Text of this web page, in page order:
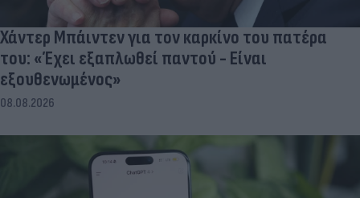
Χάντερ Μπάιντεν για τον καρκίνο του πατέρα
του: «Έχει εξαπλωθεί παντού - Είναι
εξουθενωμένος»
08.08.2026